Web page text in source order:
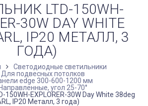
LTD-150WH-
30W DAY WHITE
IP20 МЕТАЛЛ, 3
ГОДА)
Светодиодные светильники
Для подвесных потолков
edge 300-600-1200 мм
угол 25-70°
150WH-EXPLORER-30W Day White 38deg
IP20 Металл, 3 года)